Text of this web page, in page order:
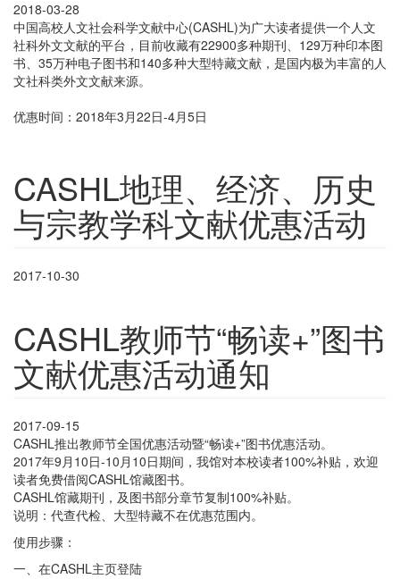
2018-03-28
中国高校人文社会科学文献中心(CASHL)为广大读者提供一个人文
社科外文文献的平台，目前收藏有22900多种期刊、129万种印本图
书、35万种电子图书和140多种大型特藏文献，是国内极为丰富的人
文社科类外文文献来源。
优惠时间：2018年3月22日-4月5日
CASHL地理、经济、历史
与宗教学科文献优惠活动
2017-10-30
CASHL教师节“畅读+”图书
文献优惠活动通知
2017-09-15
CASHL推出教师节全国优惠活动暨“畅读+”图书优惠活动。
2017年9月10日-10月10日期间，我馆对本校读者100%补贴，欢迎
读者免费借阅CASHL馆藏图书。
CASHL馆藏期刊，及图书部分章节复制100%补贴。
说明：代查代检、大型特藏不在优惠范围内。
使用步骤：
一、在CASHL主页登陆